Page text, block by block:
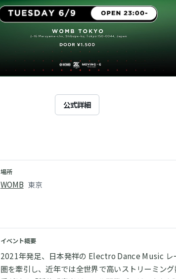
公式詳細
場所
WOMB 東京
イベント概要
2021年発足、日本発祥の Electro Dance Music レ
圏を牽引し、近年では全世界で高いストリーミン